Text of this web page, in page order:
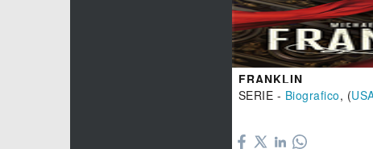
FRANKLIN
SERIE - Biografico, (